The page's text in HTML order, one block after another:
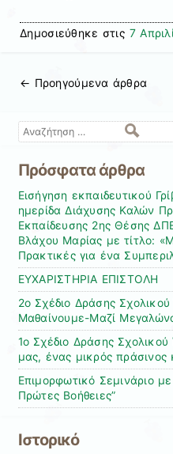
Δημοσιεύθηκε στις 7
Πλοήγηση
← Προηγούμενα άρθρα
Αναζήτηση
Πρόσφατα άρθρα
Εισήγηση εκπαιδευτικού
ημερίδα Διάχυσης Καλών
Εκπαίδευσης 2ης Θέσης
Βλάχου Μαρίας με τίτλο:
Πρακτικές για ένα
ΕΥΧΑΡΙΣΤΗΡΙΑ ΕΠΙΣΤΟΛΗ
2ο Σχέδιο Δράσης
Μαθαίνουμε-Μαζί
1ο Σχέδιο Δράσης
μας, ένας μικρός πράσινος
Επιμορφωτικό Σεμινάριο
Πρώτες Βοήθειες”
Ιστορικό